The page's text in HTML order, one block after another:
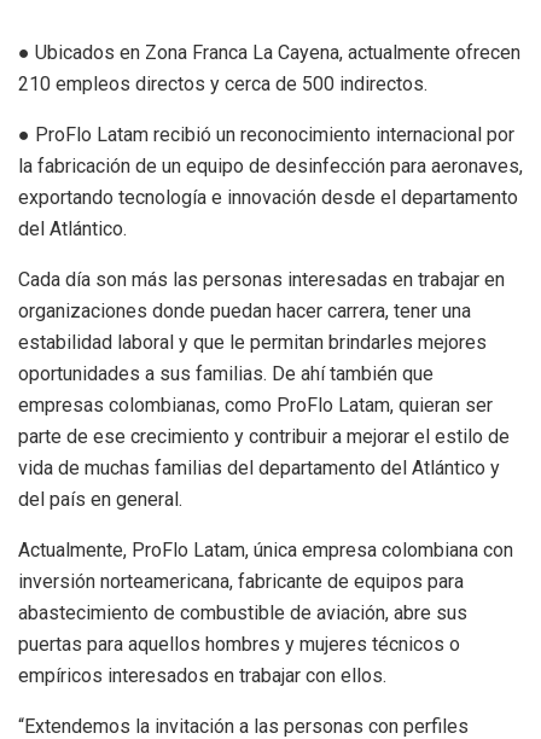
● Ubicados en Zona Franca La Cayena, actualmente ofrecen
210 empleos directos y cerca de 500 indirectos.
● ProFlo Latam recibió un reconocimiento internacional por
la fabricación de un equipo de desinfección para aeronaves,
exportando tecnología e innovación desde el departamento
del Atlántico.
Cada día son más las personas interesadas en trabajar en
organizaciones donde puedan hacer carrera, tener una
estabilidad laboral y que le permitan brindarles mejores
oportunidades a sus familias. De ahí también que
empresas colombianas, como ProFlo Latam, quieran ser
parte de ese crecimiento y contribuir a mejorar el estilo de
vida de muchas familias del departamento del Atlántico y
del país en general.
Actualmente, ProFlo Latam, única empresa colombiana con
inversión norteamericana, fabricante de equipos para
abastecimiento de combustible de aviación, abre sus
puertas para aquellos hombres y mujeres técnicos o
empíricos interesados en trabajar con ellos.
“Extendemos la invitación a las personas con perfiles